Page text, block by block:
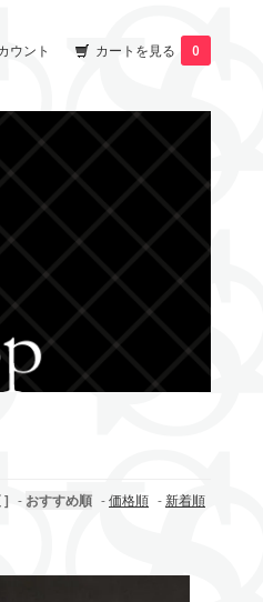
ウント カートを見る 0
] - おすすめ順 -価格順 -新着順